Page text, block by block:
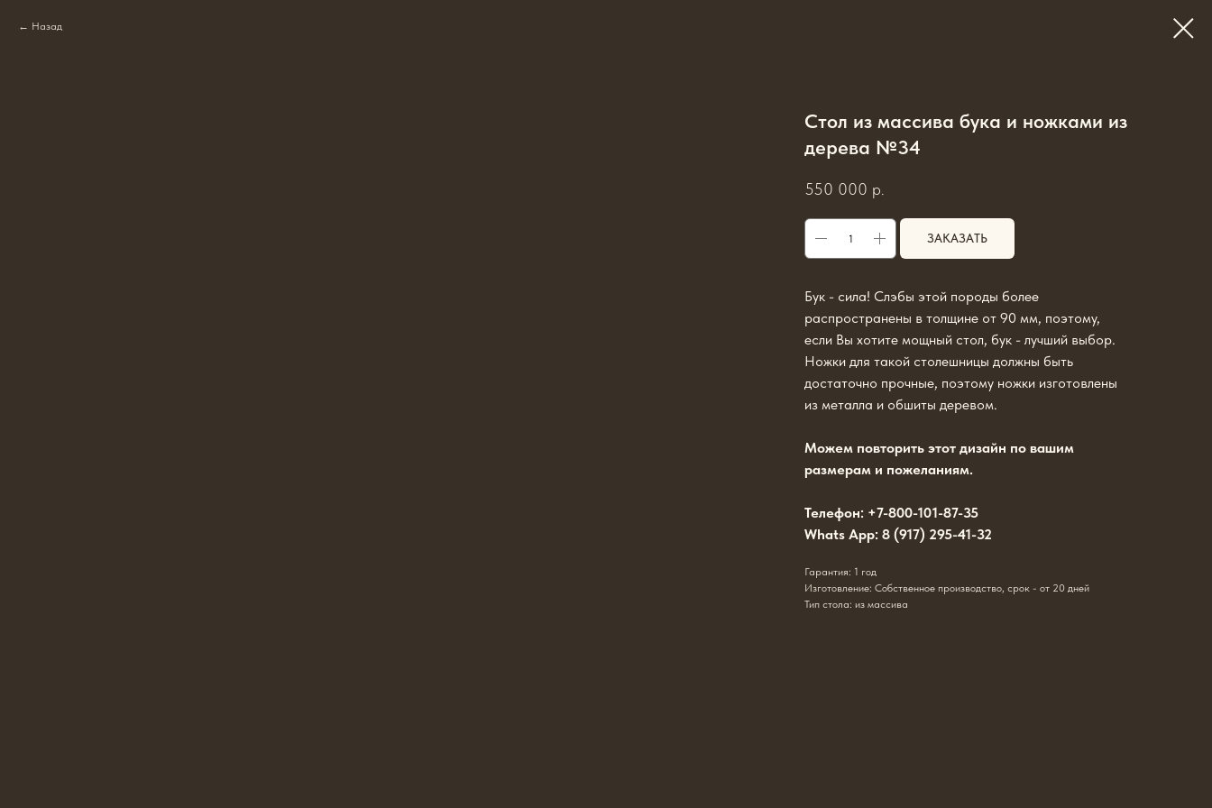
Назад
Стол из массива бука и ножками из
дерева №34
550 000 р.
ЗАКАЗАТЬ
Бук - сила! Слэбы этой породы более
распространены в толщине от 90 мм, поэтому,
если Вы хотите мощный стол, бук - лучший выбор.
Ножки для такой столешницы должны быть
достаточно прочные, поэтому ножки изготовлены
из металла и обшиты деревом.
Можем повторить этот дизайн по вашим
размерам и пожеланиям.
Телефон: +7-800-101-87-35
Whats App: 8 (917) 295-41-32
Гарантия: 1 год
Изготовление: Собственное производство, срок - от 20 дней
Тип стола: из массива